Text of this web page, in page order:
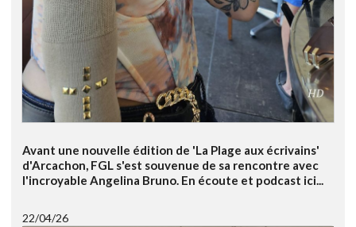
Avant une nouvelle édition de 'La Plage aux écrivains'
d'Arcachon, FGL s'est souvenue de sa rencontre avec
l'incroyable Angelina Bruno. En écoute et podcast ici...
22/04/26